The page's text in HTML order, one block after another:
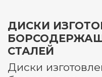
ДИСКИ
СТАЛЕЙ
Диски